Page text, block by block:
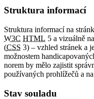
Struktura informací
Struktura informací na
W3C HTML 5 a vizuálně
(CSS 3) – vzhled stránek a
možnostem
norem by mělo zajistit
používaných prohlížečů a
Stav souladu